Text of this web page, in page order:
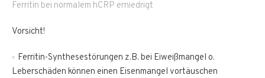
Ferritin bei normalem hCRP erniedrigt
Vorsicht!
Ferritin-Synthesestörungen z.B. bei Eiweißmangel o.
Leberschäden können einen Eisenmangel vortäuschen